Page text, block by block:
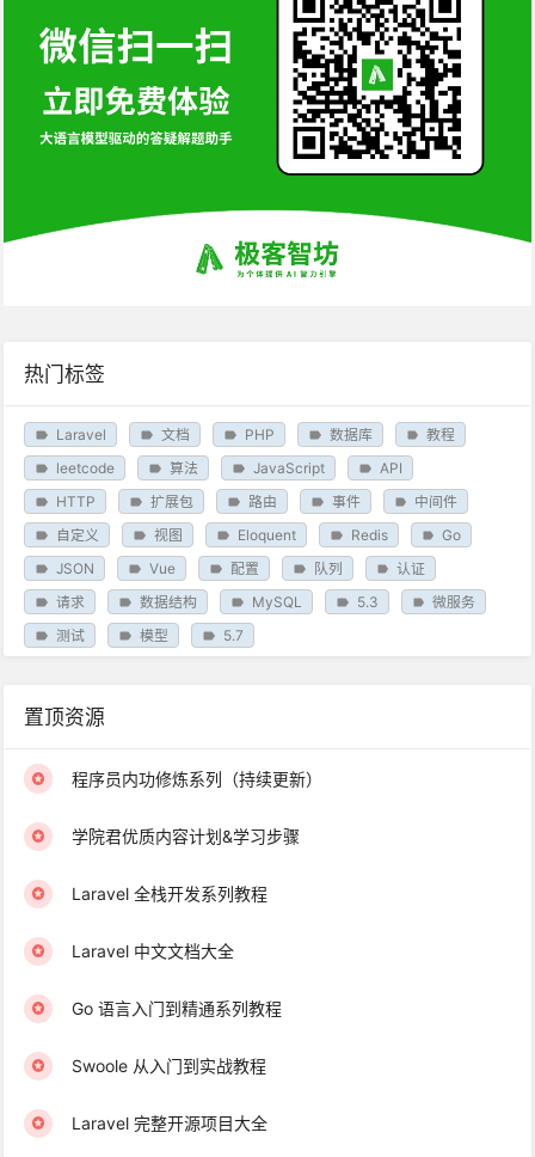
热门标签
Laravel 文档 PHP 数据库
教程
leetcode
算法 JavaScript
API
HTTP
扩展包 路由 事件
中间件
自定义
视图 Eloquent Redis
Go
JSON
Vue 配置 队列
认证
请求
数据结构 MySQL 5.3
微服务
测试
模型 5.7
置顶资源
程序员内功修炼系列（持续更新）
学院君优质内容计划&学习步骤
Laravel 全栈开发系列教程
Laravel 中文文档大全
Go 语言入门到精通系列教程
Swoole 从入门到实战教程
Laravel 完整开源项目大全